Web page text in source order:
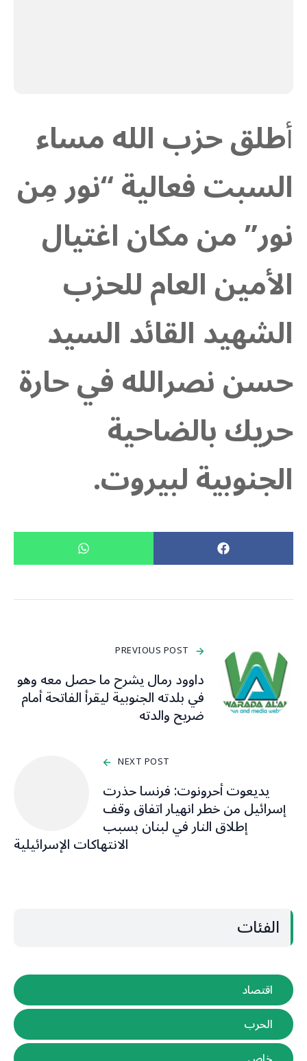
أطلق حزب الله مساء
السبت فعالية “نور مِن
نور” من مكان اغتيال
الأمين العام للحزب
الشهيد القائد السيد
حسن نصرالله في حارة
حريك بالضاحية
الجنوبية لبيروت.
PREVIOUS POST
داوود رمال يشرح ما حصل معه وهو
في بلدته الجنوبية ليقرأ الفاتحة أمام
ضريح والدته
NEXT POST
يديعوت أحرونوت: فرنسا حذرت
إسرائيل من خطر انهيار اتفاق وقف
إطلاق النار في لبنان بسبب
الانتهاكات الإسرائيلية
الفئات
اقتصاد
الحرب